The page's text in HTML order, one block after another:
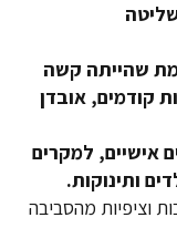
שהייתה קשה
קודמים, אובדן
אישיים, למקרים
ותינוקות.
וציפיות מהסביבה